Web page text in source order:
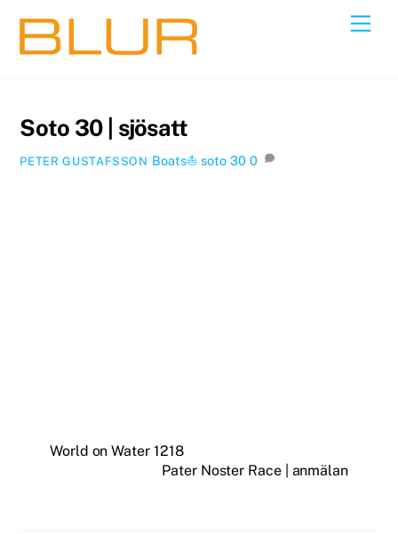
content
Soto 30 | sjösatt
PETER GUSTAFSSON Boats⛵️ soto 30 0
World on Water 1218
Pater Noster Race | anmälan